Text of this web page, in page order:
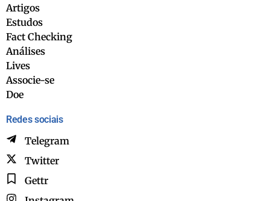
Artigos
Estudos
Fact Checking
Análises
Lives
Associe-se
Doe
Redes sociais
Telegram
Twitter
Gettr